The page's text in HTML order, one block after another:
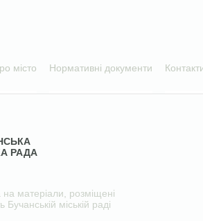
місто Нормативні документи
РАДА
матеріали, розміщені
міській раді